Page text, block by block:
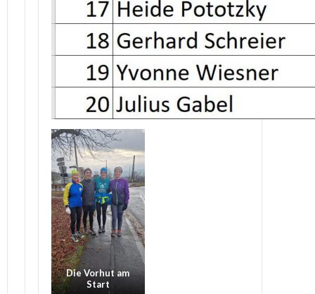
Die Vorhut am
Start